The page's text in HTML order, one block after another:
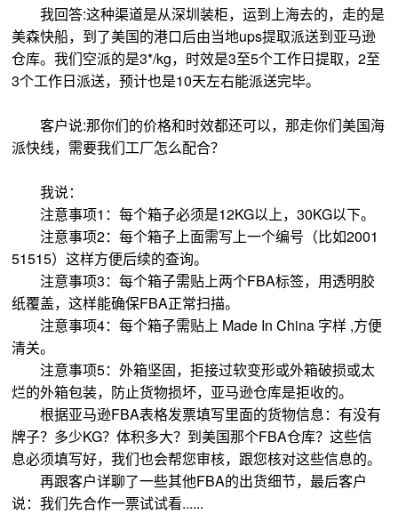
我回答:这种渠道是从深圳装柜，运到上海去的，走的是
美森快船，到了美国的港口后由当地ups提取派送到亚马逊
仓库。我们空派的是3*/kg，时效是3至5个工作日提取，2至
3个工作日派送，预计也是10天左右能派送完毕。
客户说:那你们的价格和时效都还可以，那走你们美国海
派快线，需要我们工厂怎么配合？
我说：
注意事项1：每个箱子必须是12KG以上，30KG以下。
注意事项2：每个箱子上面需写上一个编号（比如2001
51515）这样方便后续的查询。
注意事项3：每个箱子需贴上两个FBA标签，用透明胶
纸覆盖，这样能确保FBA正常扫描。
注意事项4：每个箱子需贴上 Made In China 字样 ,方便
清关。
注意事项5：外箱坚固，拒接过软变形或外箱破损或太
烂的外箱包装，防止货物损坏，亚马逊仓库是拒收的。
根据亚马逊FBA表格发票填写里面的货物信息：有没有
牌子？多少KG？体积多大？到美国那个FBA仓库？这些信
息必须填写好，我们也会帮您审核，跟您核对这些信息的。
再跟客户详聊了一些其他FBA的出货细节，最后客户
说：我们先合作一票试试看......